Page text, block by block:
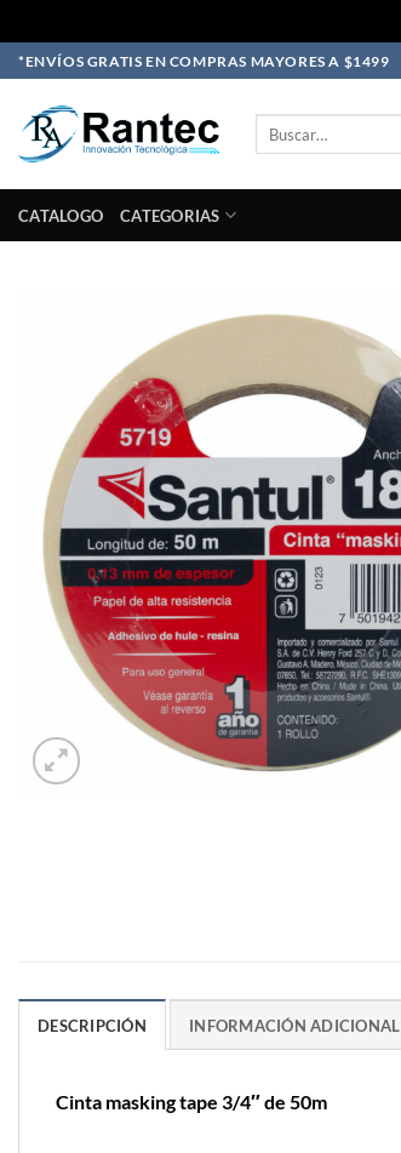
Skip
to
content
*ENVÍOS GRATIS EN COMPRAS MAYORES A $1499
CATALOGO CATEGORIAS
DESCRIPCIÓN INFORMACIÓN ADICIONAL
Cinta masking tape 3/4″ de 50m